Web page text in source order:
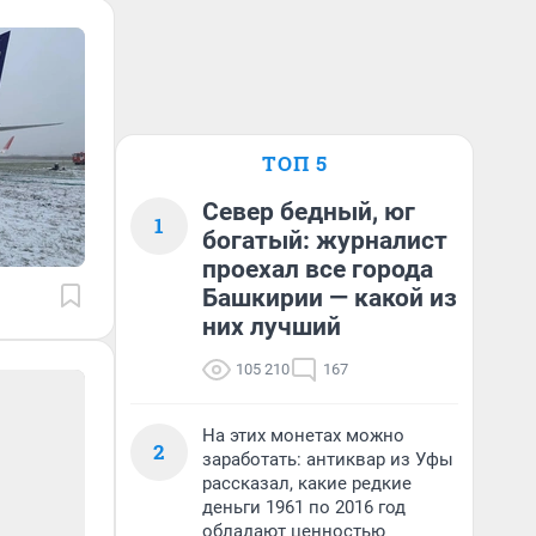
ТОП 5
1
Север бедный, юг
богатый: журналист
проехал все города
Башкирии — какой из
них лучший
105 210 167
2
На этих монетах можно
заработать: антиквар из Уфы
рассказал, какие редкие
деньги 1961 по 2016 год
обладают ценностью